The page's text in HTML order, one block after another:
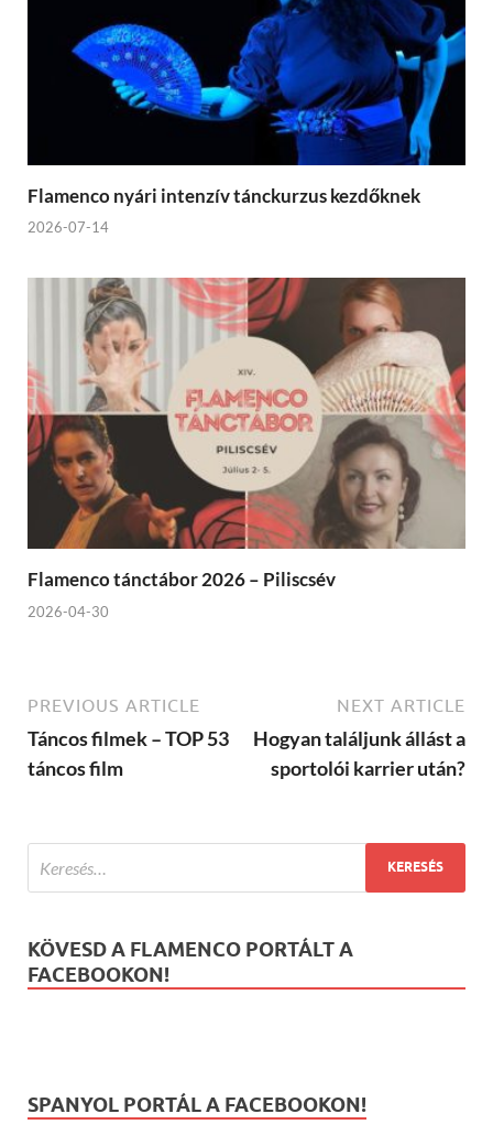
Flamenco nyári intenzív tánckurzus kezdőknek
2026-07-14
Flamenco tánctábor 2026 – Piliscsév
2026-04-30
PREVIOUS ARTICLE
Táncos filmek – TOP 53
táncos film
NEXT ARTICLE
Hogyan találjunk állást a
sportolói karrier után?
KÖVESD A FLAMENCO PORTÁLT A
FACEBOOKON!
SPANYOL PORTÁL A FACEBOOKON!